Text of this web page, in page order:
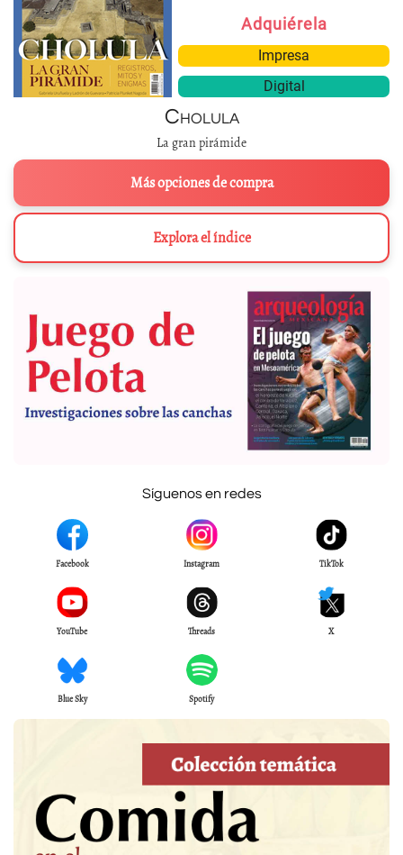
Adquiérela
Impresa
Digital
Cholula
La gran pirámide
Más opciones de compra
Explora el índice
Síguenos en redes
Facebook Instagram TikTok
YouTube Threads X
Blue Sky Spotify